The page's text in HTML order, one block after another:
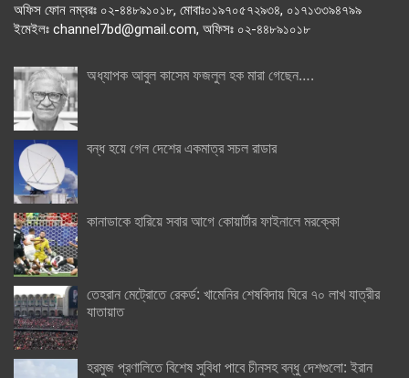
অফিস ফোন নম্বরঃ ০২-৪৪৮৯১০১৮, মোবাঃ০১৯৭০৫৭২৯৩৪, ০১৭১৩৩৯৪৭৯৯
ইমেইলঃ channel7bd@gmail.com, অফিসঃ ০২-৪৪৮৯১০১৮
অধ্যাপক আবুল কাসেম ফজলুল হক মারা গেছেন….
বন্ধ হয়ে গেল দেশের একমাত্র সচল রাডার
কানাডাকে হারিয়ে সবার আগে কোয়ার্টার ফাইনালে মরক্কো
তেহরান মেট্রোতে রেকর্ড: খামেনির শেষবিদায় ঘিরে ৭০ লাখ যাত্রীর
যাতায়াত
হরমুজ প্রণালিতে বিশেষ সুবিধা পাবে চীনসহ বন্ধু দেশগুলো: ইরান